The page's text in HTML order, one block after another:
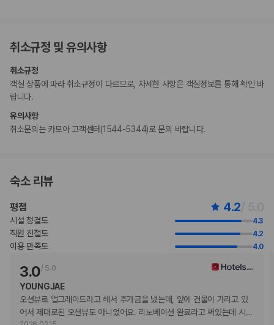
수영장 이용 시간은 08:30 ~ 18:00입니다.
않고 이용할 경우 무료로 숙박할 수 있습니다.
이용 상황에 따라 객실 연결이 가능하며, 예약 확인 메일에 나와 있는 번호
로 숙박 시설에 직접 연락하여 요청하실 수 있습니다.
비대면 체크아웃 서비스를 이용하실 수 있습니다.
이 숙박 시설에서는 고객의 모든 성적 지향과 성 정체성을 존중합니다(성소
수자(LGBTQ+) 환영).
는 해당 세금이 포함될 수 있음).
리조트 이용료에 포함된 항목:
기타 포함 사항
해변 이용
피트니스/요가 강습
수영장 이용
이 숙박 시설에서 제공한 모든 요금 정보가 포함되어 있습니다.
부가 정보
취소규정 및 유의사항
취소규정
객실 상품에 따라 취소규정이 다르므로, 자세한 사항은 객실정보를 통해 확인 바
랍니다.
유의사항
취소문의는 카모아 고객센터(1544-5344)로 문의 바랍니다.
숙소 리뷰
평점 4.2/ 5.0
시설 청결도 4.3
직원 친절도 4.2
이용 만족도 4.0
3.0/ 5.0
YOUNGJAE
오션뷰로 업그래이드라고 해서 추가금을 냈는데, 앞에 건물이 가리고 있
어서 제대로된 오션뷰도 아니었어요. 리노베이션 완료라고 써있는데 시 …